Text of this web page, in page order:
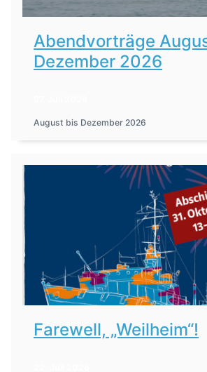
Abendvorträge
Dezember 2026
August bis Dezember 2026
Farewell, „Weilheim“!